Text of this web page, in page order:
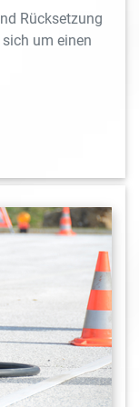
Rücksetzung
um einen